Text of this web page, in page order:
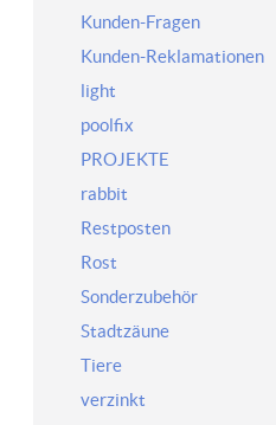
Kunden-Fragen
Kunden-Reklamationen
light
poolfix
PROJEKTE
rabbit
Restposten
Rost
Sonderzubehör
Stadtzäune
Tiere
verzinkt